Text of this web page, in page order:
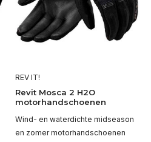
REV IT!
Revit Mosca 2 H2O
motorhandschoenen
Wind- en waterdichte midseason
en zomer motorhandschoenen